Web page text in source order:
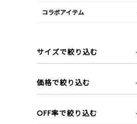
コラボアイテム
サイズで絞り込む
価格で絞り込む
OFF率で絞り込む